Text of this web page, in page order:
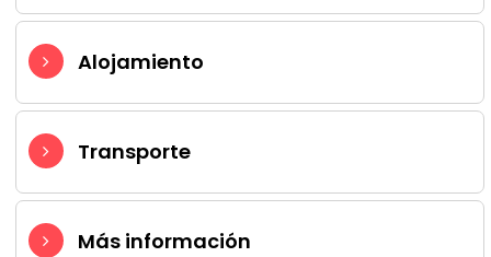
Alojamiento
Transporte
Más información